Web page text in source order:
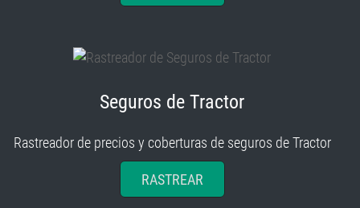
Seguros de Tractor
Rastreador de precios y coberturas de seguros de Tractor
RASTREAR